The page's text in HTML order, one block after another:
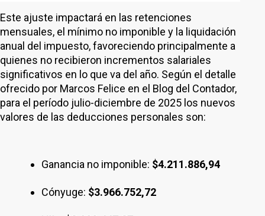
Este ajuste impactará en las retenciones
mensuales, el mínimo no imponible y la liquidación
anual del impuesto, favoreciendo principalmente a
quienes no recibieron incrementos salariales
significativos en lo que va del año. Según el detalle
ofrecido por Marcos Felice en el Blog del Contador,
para el período julio-diciembre de 2025 los nuevos
valores de las deducciones personales son:
Ganancia no imponible: $4.211.886,94
Cónyuge: $3.966.752,72